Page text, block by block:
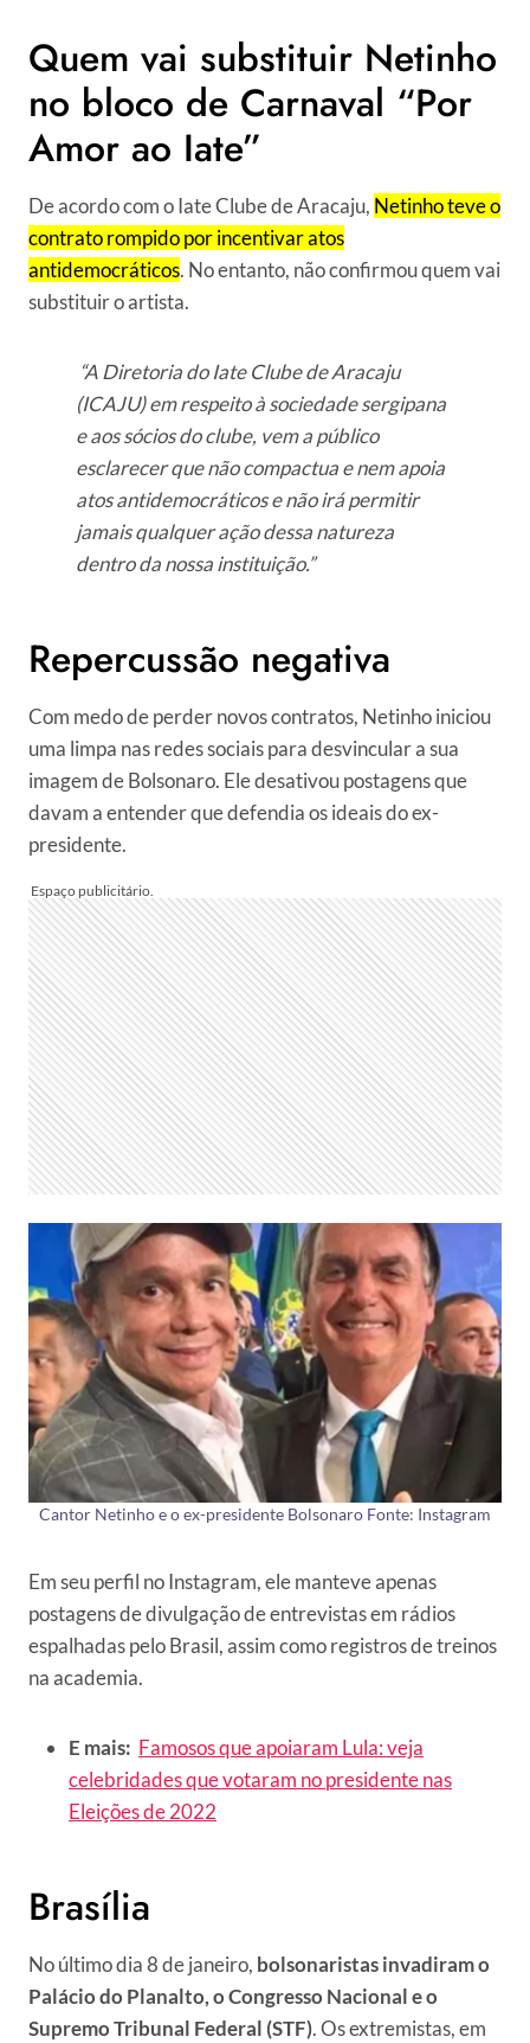
Quem vai substituir Netinho
no bloco de Carnaval “Por
Amor ao Iate”
De acordo com o Iate Clube de Aracaju, Netinho teve o
contrato rompido por incentivar atos
antidemocráticos. No entanto, não confirmou quem vai
substituir o artista.
“A Diretoria do Iate Clube de Aracaju
(ICAJU) em respeito à sociedade sergipana
e aos sócios do clube, vem a público
esclarecer que não compactua e nem apoia
atos antidemocráticos e não irá permitir
jamais qualquer ação dessa natureza
dentro da nossa instituição.”
Repercussão negativa
Com medo de perder novos contratos, Netinho iniciou
uma limpa nas redes sociais para desvincular a sua
imagem de Bolsonaro. Ele desativou postagens que
davam a entender que defendia os ideais do ex-
presidente.
Cantor Netinho e o ex-presidente Bolsonaro Fonte: Instagram
Em seu perfil no Instagram, ele manteve apenas
postagens de divulgação de entrevistas em rádios
espalhadas pelo Brasil, assim como registros de treinos
na academia.
E mais: Famosos que apoiaram Lula: veja
celebridades que votaram no presidente nas
Eleições de 2022
Brasília
No último dia 8 de janeiro, bolsonaristas invadiram o
Palácio do Planalto, o Congresso Nacional e o
Supremo Tribunal Federal (STF). Os extremistas, em